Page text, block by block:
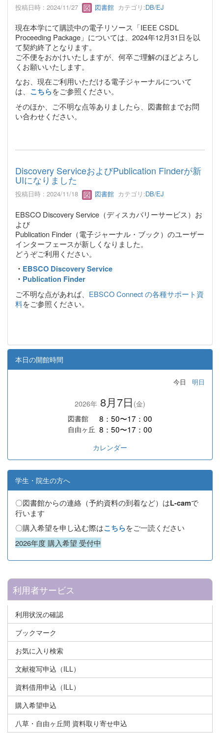
投稿日時 : 2024/11/27 図書館 カテゴリ:DB/EJ
現在本学にて購読中の電子リソース「IEEE CSDL
Proceeding Package」については、2024年12月31日を以
て契約終了となります。
ご不便をおかけいたしますが、何卒ご理解のほどよろし
くお願いいたします。
なお、現在ご利用いただける電子ジャーナルについて
は、 こちらをご参照ください。
そのほか、ご不明な点等ありましたら、図書館までお問
い合わせください。
Discovery ServiceおよびPublication Finderが新
UIになりました
投稿日時 : 2024/11/18 図書館 カテゴリ:DB/EJ
EBSCO Discovery Service（ディスカバリーサービス）お
よび
Publication Finder（電子ジャーナル・ブック）のユーザー
インターフェースが新しくなりました。
どうぞご利用ください。
・ EBSCO Discovery Service
・ Publication Finder
ご不明な点があれば、 EBSCO Connect の各種サポート資
料をご参照ください。
本日の開館時間
今日 明日
2026年 8月7日 (金)
図書館
8：50〜17：00
自由ヶ丘 8：50〜17：00
カレンダー
学生・院生の方へ
〇図書館からの連絡（予約資料の到着など）はL-camで
行います
〇購入希望を申し込む際はこちらをご一読ください
2026年度 購入希望 受付中
利用者サービス
利用状況の確認
ブックマーク
お気に入り検索
文献複写申込（ILL）
資料借用申込（ILL）
購入希望申込
八草・自由ヶ丘間 資料取り寄せ申込